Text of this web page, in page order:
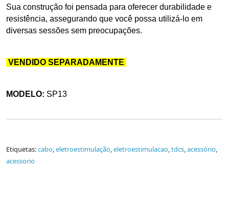
Sua construção foi pensada para oferecer durabilidade e
resistência, assegurando que você possa utilizá-lo em
diversas sessões sem preocupações.
VENDIDO SEPARADAMENTE
MODELO: SP13
Etiquetas:cabo,eletroestimulação,eletroestimulacao,tdcs,acessório,
acessorio